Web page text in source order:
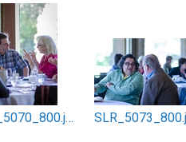
SLR_5070_800.jpg